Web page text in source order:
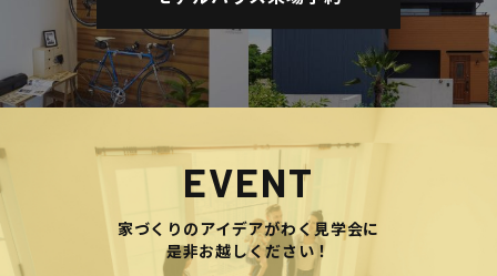
EVENT
家づくりのアイデアがわく見学会に
是非お越しください！